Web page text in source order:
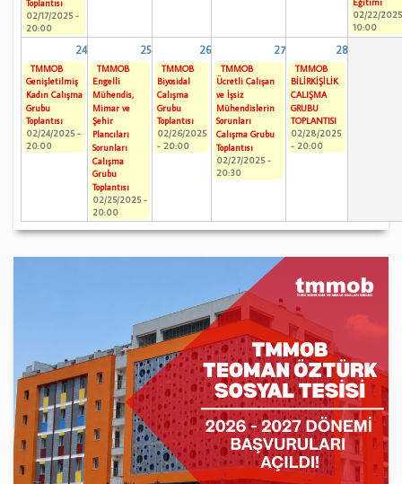
Toplantısı
02/17/2025 -
20:00
Eğitimi
02/22/
10:00
24 25 26 27 28
TMMOB
Genişletilmiş
Kadın Çalışma
Grubu
Toplantısı
02/24/2025 -
20:00
TMMOB
Engelli
Mühendis,
Mimar ve
Şehir
Plancıları
Sorunları
Çalışma
Grubu
Toplantısı
02/25/2025 -
20:00
TMMOB
Biyosidal
Çalışma
Grubu
Toplantısı
02/26/2025
- 20:00
TMMOB
Ücretli Çalışan
ve İşsiz
Mühendislerin
Sorunları
Çalışma Grubu
Toplantısı
02/27/2025 -
20:30
TMMOB
BİLİRKİŞİLİK
ÇALIŞMA
GRUBU
TOPLANTISI
02/28/2025
- 20:00